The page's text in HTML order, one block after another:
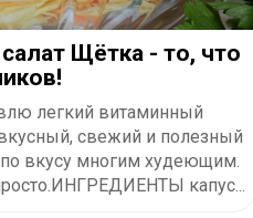
Щётка - то, что
легкий витаминный
свежий и полезный
по вкусу многим худеющим.
капус...